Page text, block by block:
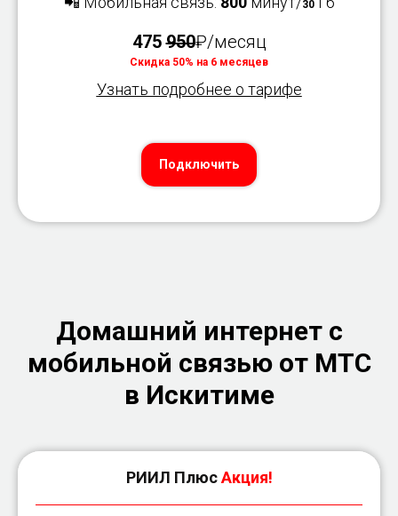
30
475950₽/месяц
Скидка 50% на 6 месяцев
Узнать подробнее о тарифе
Подключить
Домашний интернет с
мобильной связью от МТС
в Искитиме
РИИЛ ПлюсАкция!